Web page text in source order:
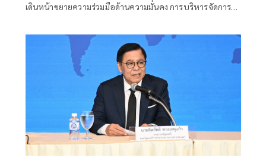
เดินหน้าขยายความร่วมมือด้านความมั่นคง การบริหารจัดการ